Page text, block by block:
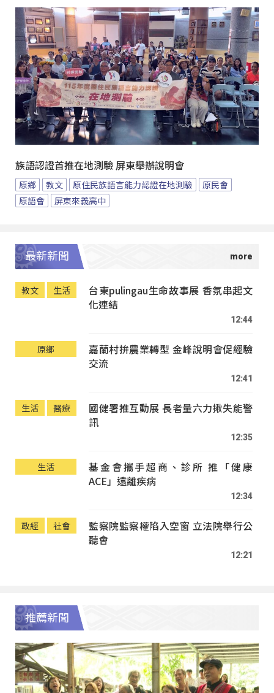
族語認證首推在地測驗 屏東舉辦說明會
原鄉 教文 原住民族語言能力認證在地測驗
原民會
原語會
屏東來義高中
最新新聞
教文 生活
台東pulingau生命故事展 香氛串起文
化連結
12:44
原鄉
嘉蘭村拚農業轉型 金峰說明會促經驗
交流
12:41
生活 醫療
國健署推互動展 長者量六力揪失能警
訊
12:35
生活
基金會攜手超商、診所 推「健康
ACE」遠離疾病
12:34
政經 社會
監察院監察權陷入空窗 立法院舉行公
聽會
12:21
推薦新聞